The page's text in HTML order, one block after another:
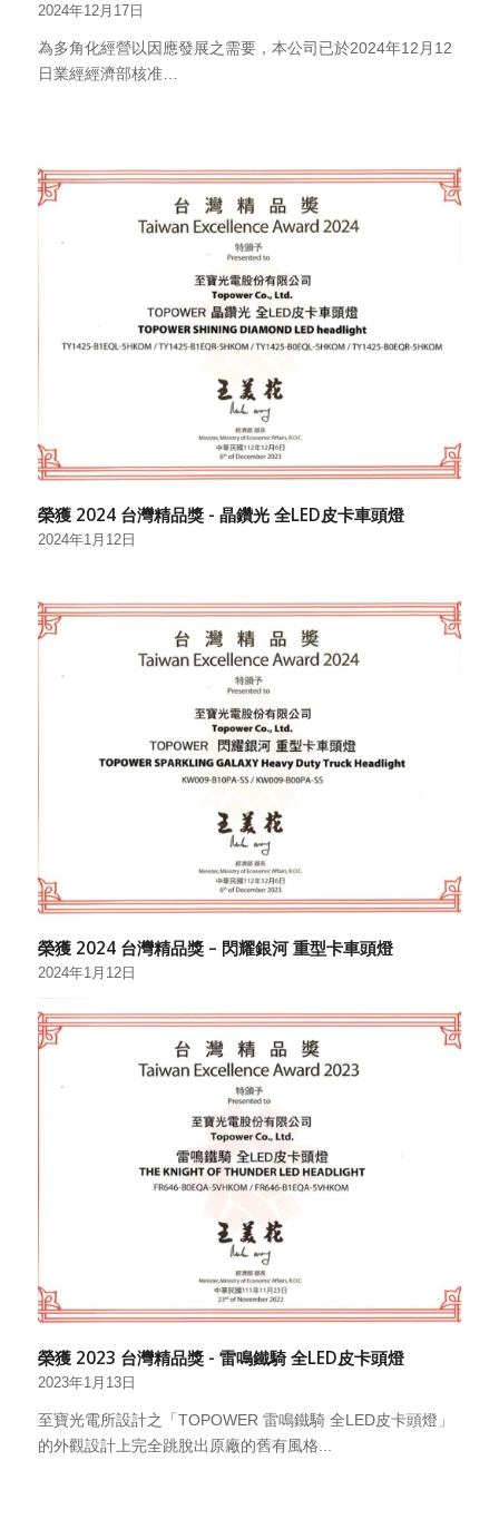
2024年12月17日
為多角化經營以因應發展之需要，本公司已於2024年12月12
日業經經濟部核准…
榮獲 2024 台灣精品獎 - 晶鑽光 全LED皮卡車頭燈
2024年1月12日
榮獲 2024 台灣精品獎 – 閃耀銀河 重型卡車頭燈
2024年1月12日
榮獲 2023 台灣精品獎 - 雷鳴鐵騎 全LED皮卡頭燈
2023年1月13日
至寶光電所設計之「TOPOWER 雷鳴鐵騎 全LED皮卡頭燈」
的外觀設計上完全跳脫出原廠的舊有風格...